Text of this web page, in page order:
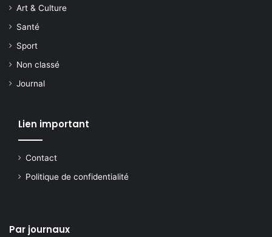
Art & Culture
Santé
Sport
Non classé
Journal
Lien important
Contact
Politique de confidentialité
Par journaux